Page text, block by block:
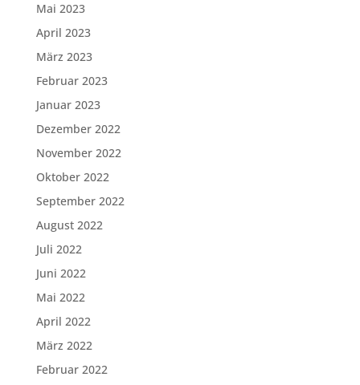
Mai 2023
April 2023
März 2023
Februar 2023
Januar 2023
Dezember 2022
November 2022
Oktober 2022
September 2022
August 2022
Juli 2022
Juni 2022
Mai 2022
April 2022
März 2022
Februar 2022